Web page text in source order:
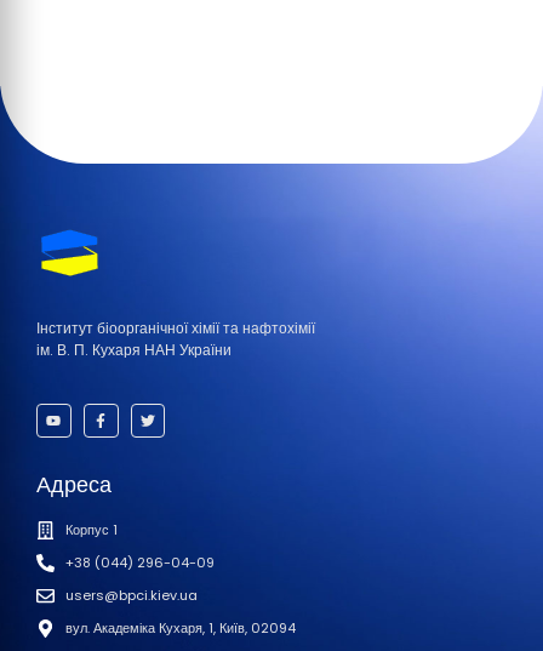
Інститут біоорганічної хімії та нафтохімії
ім. В. П. Кухаря НАН України
Адреса
Корпус 1
+38 (044) 296-04-09
users@bpci.kiev.ua
вул. Академіка Кухаря, 1, Київ, 02094